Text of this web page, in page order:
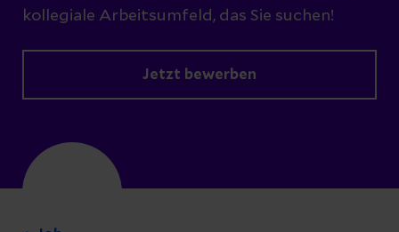
kollegiale Arbeitsumfeld, das Sie suchen!
Jetzt bewerben